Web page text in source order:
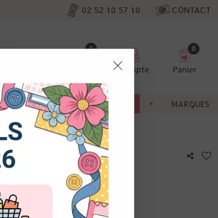
02 52 10 57 10 CONTACT
0
Compte
0
Panier
BONNES AFFAIRES MARQUES
& Numbers
avis !
nos
non
Vous
à droite